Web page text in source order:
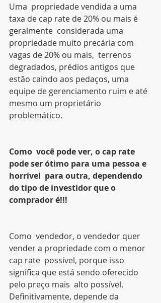
Uma  propriedade vendida a uma
taxa de cap rate de 20% ou mais é
geralmente  considerada uma
propriedade muito precária com
vagas de 20% ou mais,  terrenos
degradados, prédios antigos que
estão caindo aos pedaços, uma
equipe de gerenciamento ruim e até
mesmo um proprietário
problemático.
Como  você pode ver, o cap rate
pode ser ótimo para uma pessoa e
horrível  para outra, dependendo
do tipo de investidor que o
comprador é!!!
Como  vendedor, o vendedor quer
vender a propriedade com o menor
cap rate  possível, porque isso
significa que está sendo oferecido
pelo preço mais  alto possível.
Definitivamente, depende da